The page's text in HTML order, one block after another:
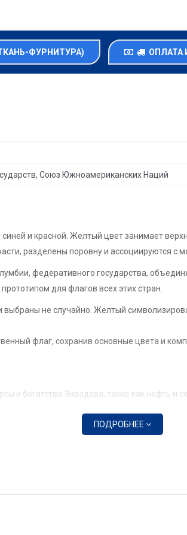
ФУРНИТУРА) ОПЛАТА
Союз Южноамериканских Наций
и красной. Желтый цвет занимает
разделены поровну и ассоциируются с
федеративного государства,
для флагов всех этих стран.
не случайно. Желтый
флаг, сохранив основные цвета и
и богатства Эквадора, такие как нефть и
и свободу, а также страсть и энергию
независимости.
ПОДРОБНЕЕ